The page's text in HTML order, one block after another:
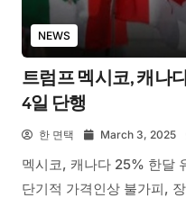
NEWS
트럼프 멕시코, 캐나
4일 단행
한 면택 March 3, 2025
멕시코, 캐나다 25% 한달
단기적 가격인상 불가피,